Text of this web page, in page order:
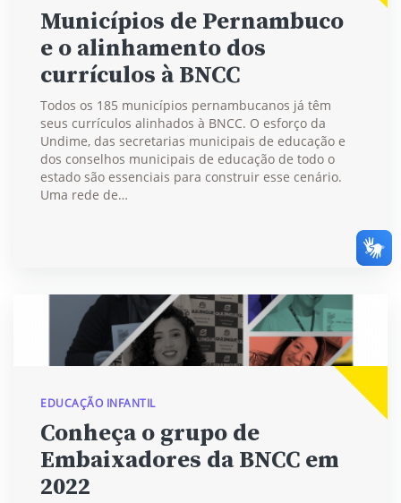
Municípios de Pernambuco
e o alinhamento dos
currículos à BNCC
Todos os 185 municípios pernambucanos já têm
seus currículos alinhados à BNCC. O esforço da
Undime, das secretarias municipais de educação e
dos conselhos municipais de educação de todo o
estado são essenciais para construir esse cenário.
Uma rede de…
EDUCAÇÃO INFANTIL
Conheça o grupo de
Embaixadores da BNCC em
2022